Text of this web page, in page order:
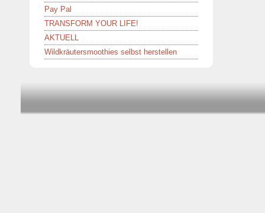
Pay Pal
TRANSFORM YOUR LIFE!
AKTUELL
Wildkräutersmoothies selbst herstellen